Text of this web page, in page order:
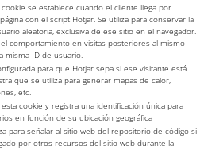
cookie se establece cuando el cliente llega por
con el script Hotjar. Se utiliza para conservar la
aleatoria, exclusiva de ese sitio en el navegador.
comportamiento en visitas posteriores al mismo
misma ID de usuario.
para que Hotjar sepa si ese visitante está
que se utiliza para generar mapas de calor,
etc.
cookie y registra una identificación única para
en función de su ubicación geográfica
para señalar al sitio web del repositorio de código si
por otros recursos del sitio web durante la